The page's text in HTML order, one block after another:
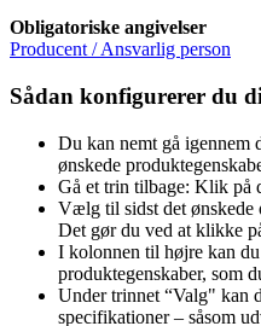
Obligatoriske angivelser
Producent / Ansvarlig person
Sådan konfigurerer du
Du kan nemt gå igennem
ønskede
Gå et trin tilbage: Klik på
Vælg til sidst det ønskede
Det gør du ved at klikke
I kolonnen til højre kan
produktegenskaber, som
Under trinnet “Valg" kan
specifikationer – såsom